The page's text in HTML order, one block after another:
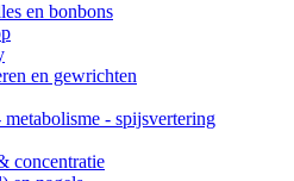
en bonbons
en gewrichten
- spijsvertering
concentratie